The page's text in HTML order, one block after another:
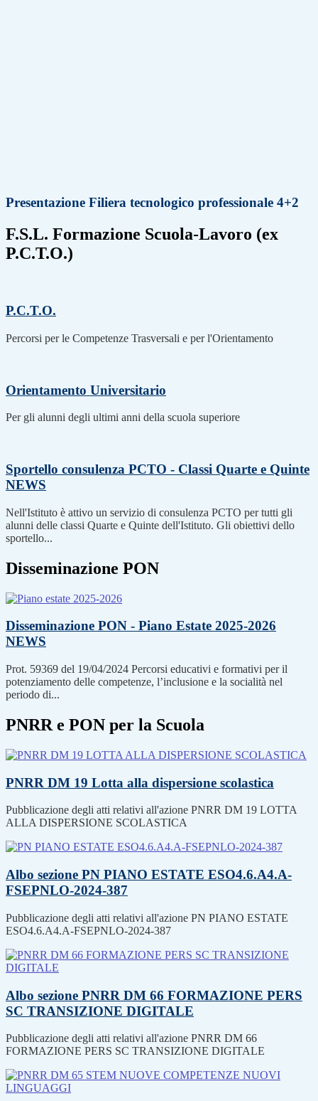
Presentazione Filiera tecnologico professionale 4+2
F.S.L. Formazione Scuola-Lavoro (ex
P.C.T.O.)
P.C.T.O.
Percorsi per le Competenze Trasversali e per l'Orientamento
Orientamento Universitario
Per gli alunni degli ultimi anni della scuola superiore
Sportello consulenza PCTO - Classi Quarte e Quinte
NEWS
Nell'Istituto è attivo un servizio di consulenza PCTO per tutti gli
alunni delle classi Quarte e Quinte dell'Istituto. Gli obiettivi dello
sportello...
Disseminazione PON
Disseminazione PON - Piano Estate 2025-2026
NEWS
Prot. 59369 del 19/04/2024 Percorsi educativi e formativi per il
potenziamento delle competenze, l’inclusione e la socialità nel
periodo di...
PNRR e PON per la Scuola
PNRR DM 19 Lotta alla dispersione scolastica
Pubblicazione degli atti relativi all'azione PNRR DM 19 LOTTA
ALLA DISPERSIONE SCOLASTICA
Albo sezione PN PIANO ESTATE ESO4.6.A4.A-
FSEPNLO-2024-387
Pubblicazione degli atti relativi all'azione PN PIANO ESTATE
ESO4.6.A4.A-FSEPNLO-2024-387
Albo sezione PNRR DM 66 FORMAZIONE PERS
SC TRANSIZIONE DIGITALE
Pubblicazione degli atti relativi all'azione PNRR DM 66
FORMAZIONE PERS SC TRANSIZIONE DIGITALE